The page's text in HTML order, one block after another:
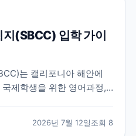
(SBCC) 입학 가이
는 캘리포니아 해안에
제학생을 위한 영어과정,
습니다.
2026년 7월 12일조회 8